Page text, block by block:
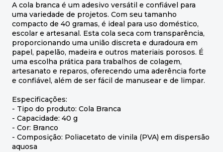
A cola branca é um adesivo versátil e confiável para
uma variedade de projetos. Com seu tamanho
compacto de 40 gramas, é ideal para uso doméstico,
escolar e artesanal. Esta cola seca com transparência,
proporcionando uma união discreta e duradoura em
papel, papelão, madeira e outros materiais porosos. É
uma escolha prática para trabalhos de colagem,
artesanato e reparos, oferecendo uma aderência forte
e confiável, além de ser fácil de manusear e de limpar.
Especificações:
- Tipo do produto: Cola Branca
- Capacidade: 40 g
- Cor: Branco
- Composição: Poliacetato de vinila (PVA) em dispersão
aquosa